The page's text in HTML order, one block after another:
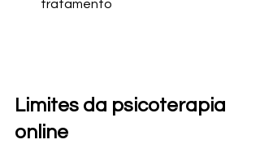
tratamento
Limites da psicoterapia
online